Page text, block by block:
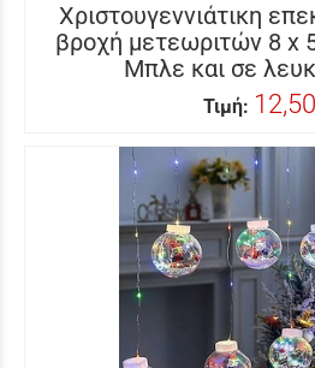
Χριστουγεννιάτικη
βροχή μετεωριτών 8 x
Μπλε και σε
Τιμή: